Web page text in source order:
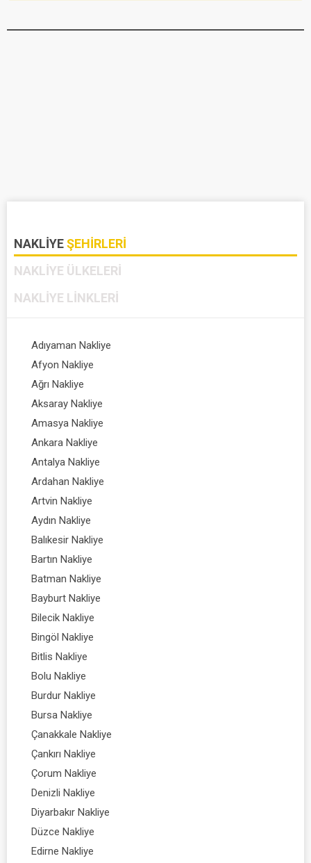
NAKLIYEŞEHIRLERI
NAKLIYE ÜLKELERI
NAKLIYE LINKLERI
Adıyaman Nakliye
Afyon Nakliye
Ağrı Nakliye
Aksaray Nakliye
Amasya Nakliye
Ankara Nakliye
Antalya Nakliye
Ardahan Nakliye
Artvin Nakliye
Aydın Nakliye
Balıkesir Nakliye
Bartın Nakliye
Batman Nakliye
Bayburt Nakliye
Bilecik Nakliye
Bingöl Nakliye
Bitlis Nakliye
Bolu Nakliye
Burdur Nakliye
Bursa Nakliye
Çanakkale Nakliye
Çankırı Nakliye
Çorum Nakliye
Denizli Nakliye
Diyarbakır Nakliye
Düzce Nakliye
Edirne Nakliye